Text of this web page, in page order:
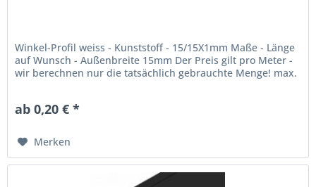
Winkel-Profil weiss - Kunststoff - 15/15X1mm Maße - Länge
auf Wunsch - Außenbreite 15mm Der Preis gilt pro Meter -
wir berechnen nur die tatsächlich gebrauchte Menge! max.
ab 0,20 € *
Merken